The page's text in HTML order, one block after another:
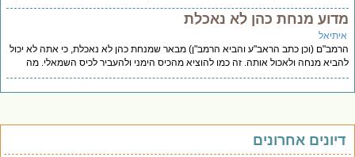
מנחת כהן לא נאכלת
(וכן כתב הראב"ע והביא הרמב"ן) מבאר שמנחת כהן לא נאכלת, כי אתה לא יכול
מנחה ולאכול אותה. זה כמו להוציא מהכיס הימני ולהעביר לכיס השמאלי. מה
אחרונים